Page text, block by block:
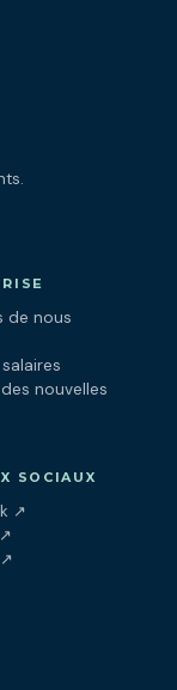
de nous
nouvelles
SOCIAUX
↗(ouvre dans un
↗(ouvre dans un
↗(ouvre dans un